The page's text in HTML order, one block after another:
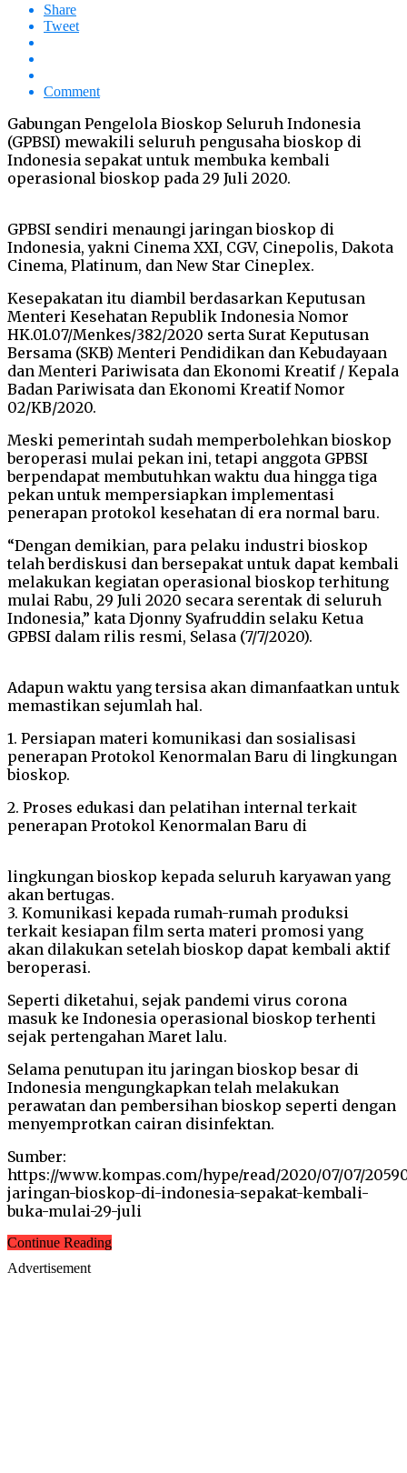
Share
Tweet
Comment
Gabungan Pengelola Bioskop Seluruh Indonesia
(GPBSI) mewakili seluruh pengusaha bioskop di
Indonesia sepakat untuk membuka kembali
operasional bioskop pada 29 Juli 2020.
GPBSI sendiri menaungi jaringan bioskop di
Indonesia, yakni Cinema XXI, CGV, Cinepolis, Dakota
Cinema, Platinum, dan New Star Cineplex.
Kesepakatan itu diambil berdasarkan Keputusan
Menteri Kesehatan Republik Indonesia Nomor
HK.01.07/Menkes/382/2020 serta Surat Keputusan
Bersama (SKB) Menteri Pendidikan dan Kebudayaan
dan Menteri Pariwisata dan Ekonomi Kreatif / Kepala
Badan Pariwisata dan Ekonomi Kreatif Nomor
02/KB/2020.
Meski pemerintah sudah memperbolehkan bioskop
beroperasi mulai pekan ini, tetapi anggota GPBSI
berpendapat membutuhkan waktu dua hingga tiga
pekan untuk mempersiapkan implementasi
penerapan protokol kesehatan di era normal baru.
“Dengan demikian, para pelaku industri bioskop
telah berdiskusi dan bersepakat untuk dapat kembali
melakukan kegiatan operasional bioskop terhitung
mulai Rabu, 29 Juli 2020 secara serentak di seluruh
Indonesia,” kata Djonny Syafruddin selaku Ketua
GPBSI dalam rilis resmi, Selasa (7/7/2020).
Adapun waktu yang tersisa akan dimanfaatkan untuk
memastikan sejumlah hal.
1. Persiapan materi komunikasi dan sosialisasi
penerapan Protokol Kenormalan Baru di lingkungan
bioskop.
2. Proses edukasi dan pelatihan internal terkait
penerapan Protokol Kenormalan Baru di
lingkungan bioskop kepada seluruh karyawan yang
akan bertugas.
3. Komunikasi kepada rumah-rumah produksi
terkait kesiapan film serta materi promosi yang
akan dilakukan setelah bioskop dapat kembali aktif
beroperasi.
Seperti diketahui, sejak pandemi virus corona
masuk ke Indonesia operasional bioskop terhenti
sejak pertengahan Maret lalu.
Selama penutupan itu jaringan bioskop besar di
Indonesia mengungkapkan telah melakukan
perawatan dan pembersihan bioskop seperti dengan
menyemprotkan cairan disinfektan.
Sumber:
https://www.kompas.com/hype/read/2020/07/07/
jaringan-bioskop-di-indonesia-sepakat-kembali-
buka-mulai-29-juli
Continue Reading
Advertisement